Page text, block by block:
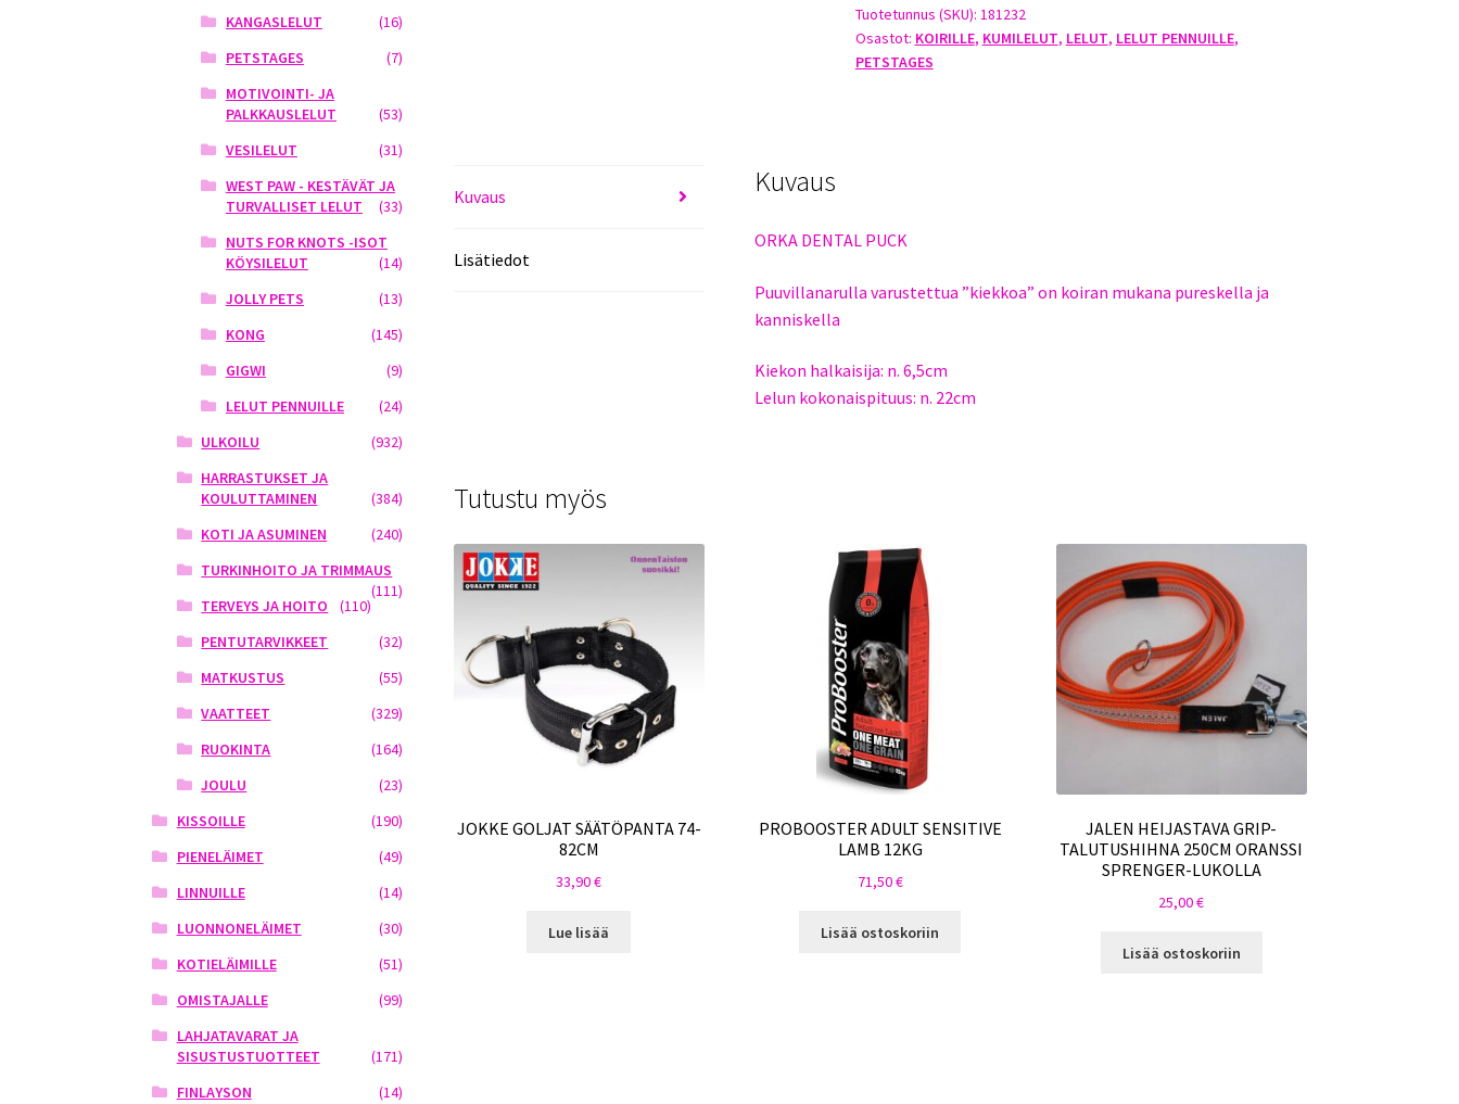
määrä
Tuotetunnus (SKU): 181232
Osastot: KOIRILLE, KUMILELUT, LELUT, LELUT PENNUILLE,
PETSTAGES
Kuvaus
Lisätiedot
Kuvaus
ORKA DENTAL PUCK
Puuvillanarulla varustettua ”kiekkoa” on koiran mukana pureskella ja
kanniskella
Kiekon halkaisija: n. 6,5cm
Lelun kokonaispituus: n. 22cm
Tutustu myös
JOKKE GOLJAT SÄÄTÖPANTA 74-
82CM
33,90€
Lue lisää
PROBOOSTER ADULT SENSITIVE
LAMB 12KG
71,50€
Lisää ostoskoriin
JALEN HEIJASTAVA GRIP-
TALUTUSHIHNA 250CM ORANSSI
SPRENGER-LUKOLLA
25,00€
Lisää ostoskoriin
KANGASLELUT
(16)
PETSTAGES
(7)
MOTIVOINTI- JA
PALKKAUSLELUT
(53)
VESILELUT
(31)
WEST PAW - KESTÄVÄT JA
TURVALLISET LELUT
(33)
NUTS FOR KNOTS -ISOT
KÖYSILELUT
(14)
JOLLY PETS
(13)
KONG
(145)
GIGWI
(9)
LELUT PENNUILLE
(24)
ULKOILU
(932)
HARRASTUKSET JA
KOULUTTAMINEN
(384)
KOTI JA ASUMINEN
(240)
TURKINHOITO JA TRIMMAUS
(111)
TERVEYS JA HOITO
(110)
PENTUTARVIKKEET
(32)
MATKUSTUS
(55)
VAATTEET
(329)
RUOKINTA
(164)
JOULU
(23)
KISSOILLE
(190)
PIENELÄIMET
(49)
LINNUILLE
(14)
LUONNONELÄIMET
(30)
KOTIELÄIMILLE
(51)
OMISTAJALLE
(99)
LAHJATAVARAT JA
SISUSTUSTUOTTEET
(171)
FINLAYSON
(14)